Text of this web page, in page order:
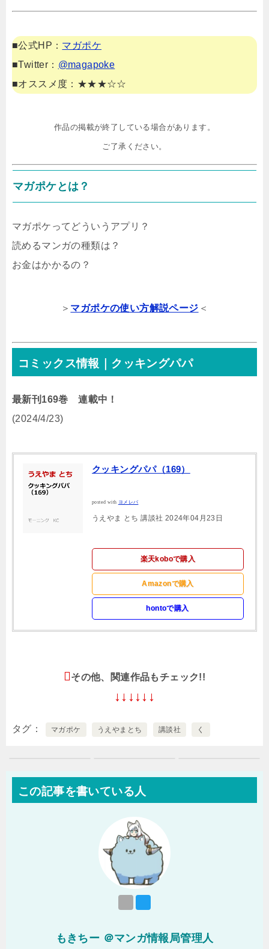
■公式HP： マガポケ
■Twitter： @magapoke
■オススメ度：★★★☆☆
作品の掲載が終了している場合があります。
ご了承ください。
マガポケとは？
マガポケってどういうアプリ？
読めるマンガの種類は？
お金はかかるの？
＞ マガポケの使い方解説ページ ＜
コミックス情報｜クッキングパパ
最新刊169巻 連載中！
(2024/4/23)
クッキングパパ（169）
posted with ヨメレバ
うえやま とち 講談社 2024年04月23日
楽天koboで購入
Amazonで購入
hontoで購入
その他、関連作品もチェック!!
↓↓↓↓↓↓
タグ マガポケ うえやまとち 講談社 く
この記事を書いている人
もきちー ＠マンガ情報局管理人